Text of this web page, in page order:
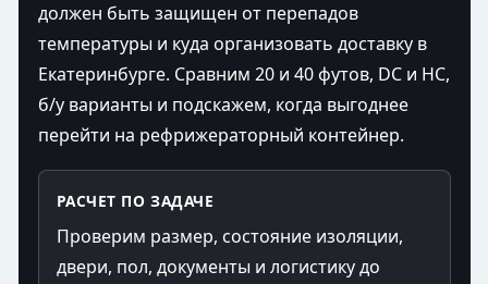
должен быть защищен от перепадов
температуры и куда организовать доставку в
Екатеринбурге. Сравним 20 и 40 футов, DC и HC,
б/у варианты и подскажем, когда выгоднее
перейти на рефрижераторный контейнер.
РАСЧЕТ ПО ЗАДАЧЕ
Проверим размер, состояние изоляции,
двери, пол, документы и логистику до